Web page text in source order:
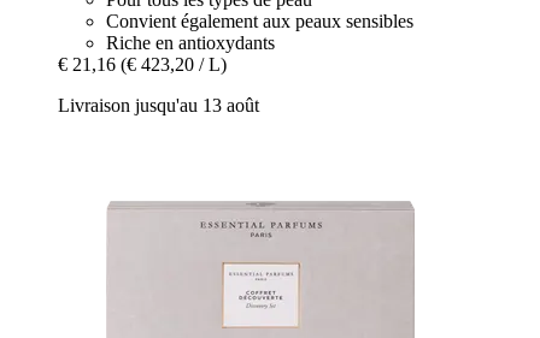
Convient également aux peaux sensibles
Riche en antioxydants
€ 21,16 (€ 423,20 / L)
Livraison jusqu'au 13 août